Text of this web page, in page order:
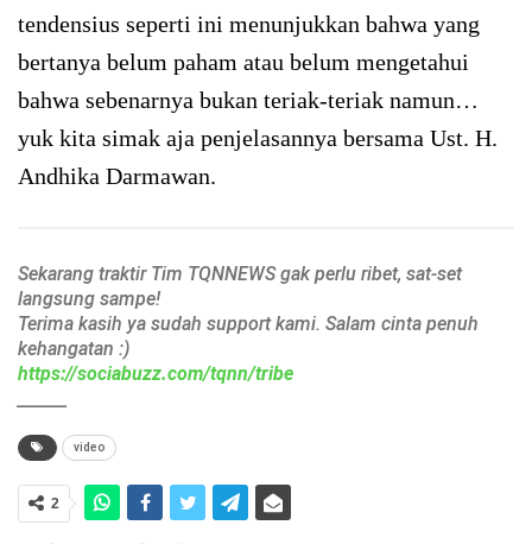
tendensius seperti ini menunjukkan bahwa yang
bertanya belum paham atau belum mengetahui
bahwa sebenarnya bukan teriak-teriak namun…
yuk kita simak aja penjelasannya bersama Ust. H.
Andhika Darmawan.
Sekarang traktir Tim TQNNEWS gak perlu ribet, sat-set
langsung sampe!
Terima kasih ya sudah support kami. Salam cinta penuh
kehangatan :)
https://sociabuzz.com/tqnn/tribe
video
2